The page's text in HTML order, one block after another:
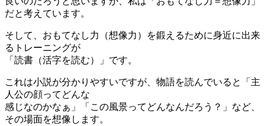
だと考えています。
そして、おもてなし力（想像力）を鍛えるために身近に出来
るトレーニングが
「読書（活字を読む）」です。
これは小説が分かりやすいですが、物語を読んでいると「主
人公の顔ってどんな
感じなのかなぁ」「この風景ってどんなんだろう？」など、
その場面を想像します。